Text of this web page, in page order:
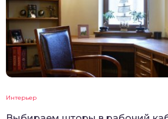
Интерьер